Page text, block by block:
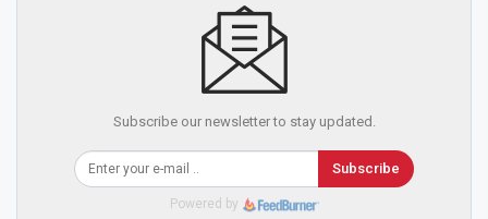
Subscribe our newsletter to stay updated.
Subscribe
Powered by